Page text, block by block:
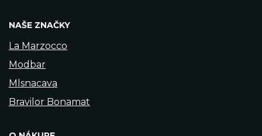
NAŠE ZNAČKY
La Marzocco
Modbar
Mlsnacava
Bravilor Bonamat